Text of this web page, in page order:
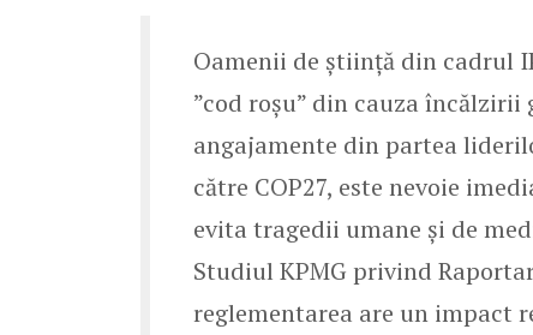
Oamenii de știință din cadrul
”cod roșu” din cauza
angajamente din partea
către COP27, este nevoie
evita tragedii umane și de
Studiul KPMG privind
reglementarea are un impact